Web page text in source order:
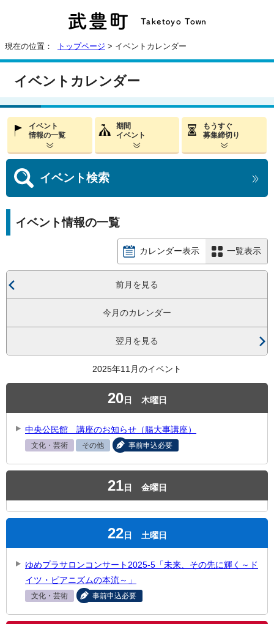
現在の位置： トップページ > イベントカレンダー
イベントカレンダー
イベント
情報の一覧
期間
イベント
もうすぐ
募集締切り
イベント検索
イベント情報の一覧
カレンダー表示 一覧表示
前月を見る
今月のカレンダー
翌月を見る
2025年11月のイベント
20日 木曜日
中央公民館 講座のお知らせ（腸大事講座）
文化・芸術 その他 事前申込必要
21日 金曜日
22日 土曜日
ゆめプラサロンコンサート2025-5「未来、その先に輝く～ド
イツ・ピアニズムの本流～」
文化・芸術 事前申込必要